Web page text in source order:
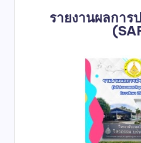
รายงานผลการ